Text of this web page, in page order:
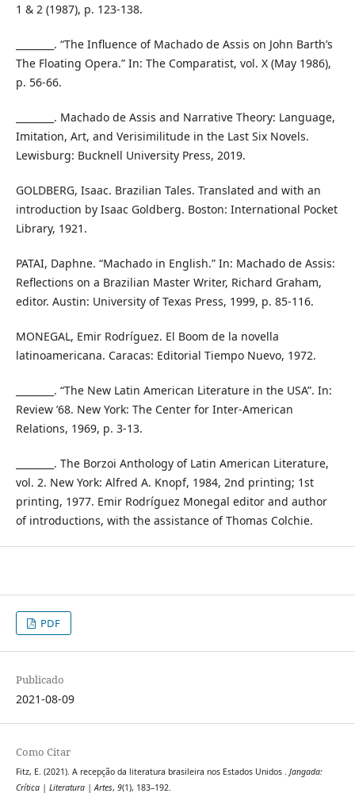
1 & 2 (1987), p. 123-138.
________. “The Influence of Machado de Assis on John Barth’s
The Floating Opera.” In: The Comparatist, vol. X (May 1986),
p. 56-66.
________. Machado de Assis and Narrative Theory: Language,
Imitation, Art, and Verisimilitude in the Last Six Novels.
Lewisburg: Bucknell University Press, 2019.
GOLDBERG, Isaac. Brazilian Tales. Translated and with an
introduction by Isaac Goldberg. Boston: International Pocket
Library, 1921.
PATAI, Daphne. “Machado in English.” In: Machado de Assis:
Reflections on a Brazilian Master Writer, Richard Graham,
editor. Austin: University of Texas Press, 1999, p. 85-116.
MONEGAL, Emir Rodríguez. El Boom de la novella
latinoamericana. Caracas: Editorial Tiempo Nuevo, 1972.
________. “The New Latin American Literature in the USA”. In:
Review ’68. New York: The Center for Inter-American
Relations, 1969, p. 3-13.
________. The Borzoi Anthology of Latin American Literature,
vol. 2. New York: Alfred A. Knopf, 1984, 2nd printing; 1st
printing, 1977. Emir Rodríguez Monegal editor and author
of introductions, with the assistance of Thomas Colchie.
PDF
Publicado
2021-08-09
Como Citar
Fitz, E. (2021). A recepção da literatura brasileira nos Estados Unidos . Jangada:
Crítica | Literatura | Artes, 9(1), 183–192.